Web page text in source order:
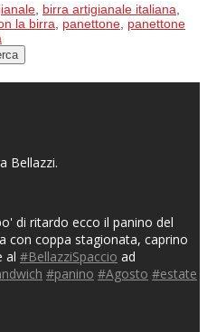
birra artigianale italiana
la birra panettone panettone
Bellazzi.
di ritardo ecco il panino del
con coppa stagionata, caprino
al #BellazziSpaccio ad
#panino #Agosto #estate